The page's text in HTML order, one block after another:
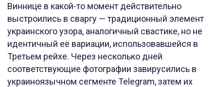
Виннице в какой-то момент действительно
выстроились в сваргу — традиционный элемент
украинского узора, аналогичный свастике, но не
идентичный её вариации, использовавшейся в
Третьем рейхе. Через несколько дней
соответствующие фотографии завирусились в
украиноязычном сегменте Telegram, затем их